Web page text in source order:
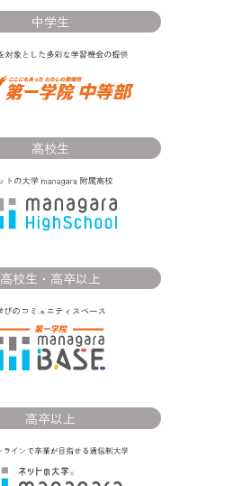
中学生
高校生
高校生・高卒以上
高卒以上